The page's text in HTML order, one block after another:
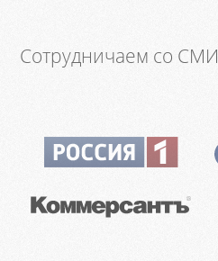
Сотрудничаем со СМИ